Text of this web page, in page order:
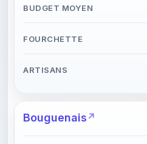
Bouguenais